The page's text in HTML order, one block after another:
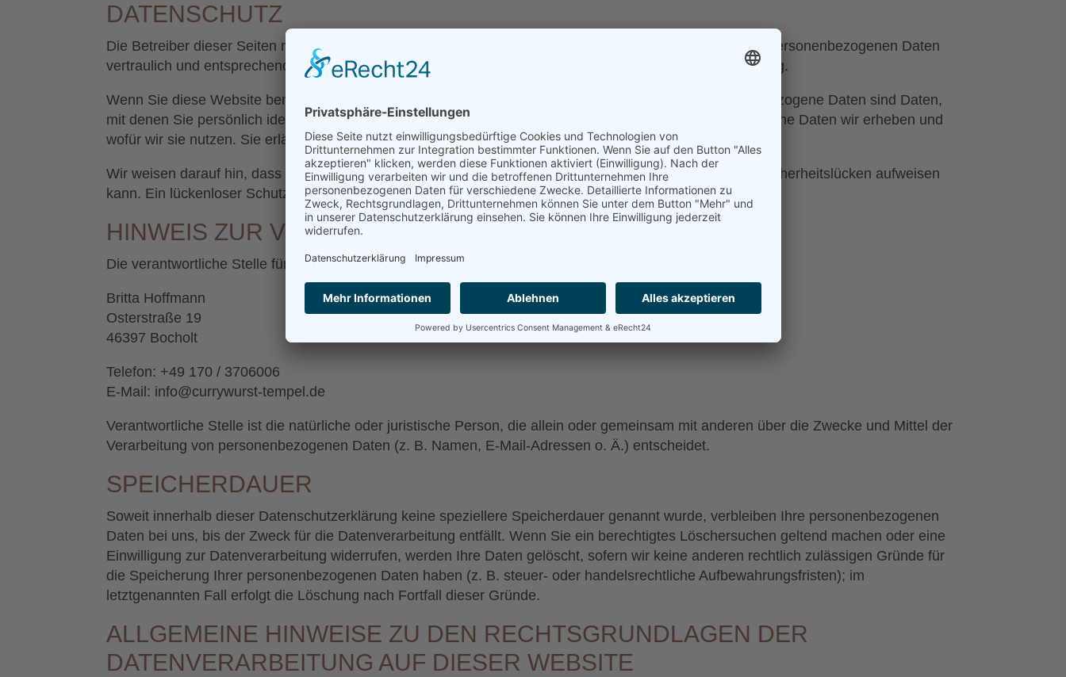
DATENSCHUTZ
Die Betreiber dieser Seiten nehmen den Schutz Ihrer persönlichen Daten sehr ernst. Wir behandeln Ihre personenbezogenen Daten
vertraulich und entsprechend den gesetzlichen Datenschutzvorschriften sowie dieser Datenschutzerklärung.
Wenn Sie diese Website benutzen, werden verschiedene personenbezogene Daten erhoben. Personenbezogene Daten sind Daten,
mit denen Sie persönlich identifiziert werden können. Die vorliegende Datenschutzerklärung erläutert, welche Daten wir erheben und
wofür wir sie nutzen. Sie erläutert auch, wie und zu welchem Zweck das geschieht.
Wir weisen darauf hin, dass die Datenübertragung im Internet (z. B. bei der Kommunikation per E-Mail) Sicherheitslücken aufweisen
kann. Ein lückenloser Schutz der Daten vor dem Zugriff durch Dritte ist nicht möglich.
HINWEIS ZUR VERANTWORTLICHEN STELLE
Die verantwortliche Stelle für die Datenverarbeitung auf dieser Website ist:
Britta Hoffmann
Osterstraße 19
46397 Bocholt
Telefon: +49 170 / 3706006
E-Mail: info@currywurst-tempel.de
Verantwortliche Stelle ist die natürliche oder juristische Person, die allein oder gemeinsam mit anderen über die Zwecke und Mittel der
Verarbeitung von personenbezogenen Daten (z. B. Namen, E-Mail-Adressen o. Ä.) entscheidet.
SPEICHERDAUER
Soweit innerhalb dieser Datenschutzerklärung keine speziellere Speicherdauer genannt wurde, verbleiben Ihre personenbezogenen
Daten bei uns, bis der Zweck für die Datenverarbeitung entfällt. Wenn Sie ein berechtigtes Löschersuchen geltend machen oder eine
Einwilligung zur Datenverarbeitung widerrufen, werden Ihre Daten gelöscht, sofern wir keine anderen rechtlich zulässigen Gründe für
die Speicherung Ihrer personenbezogenen Daten haben (z. B. steuer- oder handelsrechtliche Aufbewahrungsfristen); im
letztgenannten Fall erfolgt die Löschung nach Fortfall dieser Gründe.
ALLGEMEINE HINWEISE ZU DEN RECHTSGRUNDLAGEN DER
DATENVERARBEITUNG AUF DIESER WEBSITE